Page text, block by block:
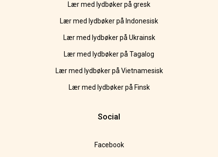
Lær med lydbøker på gresk
Lær med lydbøker på Indonesisk
Lær med lydbøker på Ukrainsk
Lær med lydbøker på Tagalog
Lær med lydbøker på Vietnamesisk
Lær med lydbøker på Finsk
Social
Facebook